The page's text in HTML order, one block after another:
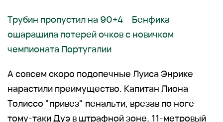
Трубин пропустил на 90+4 – Бенфика
ошарашила потерей очков с новичком
чемпионата Португалии
А совсем скоро подопечные Луиса Энрике
нарастили преимущество. Капитан Лиона
Толиссо "привез" пенальти, врезав по ноге
тому-таки Дуэ в штрафной зоне. 11-метровый